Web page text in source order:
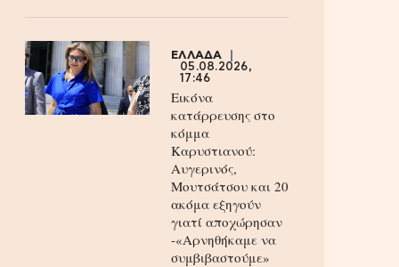
ΕΛΛΑΔΑ
05.08.2026,
17:46
Εικόνα
κατάρρευσης στο
κόμμα
Καρυστιανού:
Αυγερινός,
Μουτσάτσου και 20
ακόμα εξηγούν
γιατί αποχώρησαν
-«Αρνηθήκαμε να
συμβιβαστούμε»